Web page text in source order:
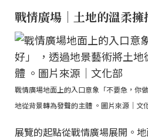
戰情廣場｜土地的溫柔擁
戰情廣場地面上的入口意象「不要急，你
地從背景轉為發聲的主體 。圖片來源｜文
展覽的起點從戰情廣場展開。